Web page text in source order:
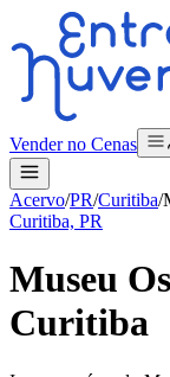
Vender no Cenas
Acervo/PR/Curitiba/
Curitiba, PR
Museu
Curitiba